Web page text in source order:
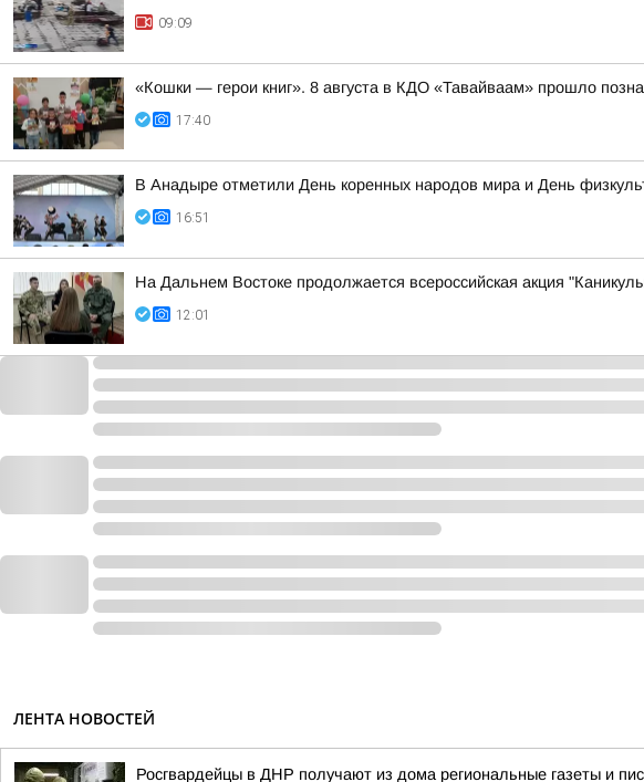
09:09
«Кошки — герои книг». 8 августа в КДО «Тавайваам» прошло
17:40
В Анадыре отметили День коренных народов мира и День
16:51
На Дальнем Востоке продолжается всероссийская акция
12:01
ЛЕНТА НОВОСТЕЙ
Росгвардейцы в ДНР получают из дома региональные газеты и